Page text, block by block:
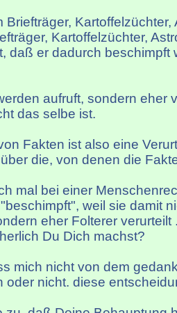
Briefträger, Kartoffelzüchter,
Kartoffelzüchter,
daß er dadurch beschimpft
aufruft, sondern eher
das selbe ist.
Fakten ist also eine
die, von denen die
mal bei einer
weil sie damit
eher Folterer verurteilt
Du Dich machst?
mich nicht von dem
oder nicht. diese